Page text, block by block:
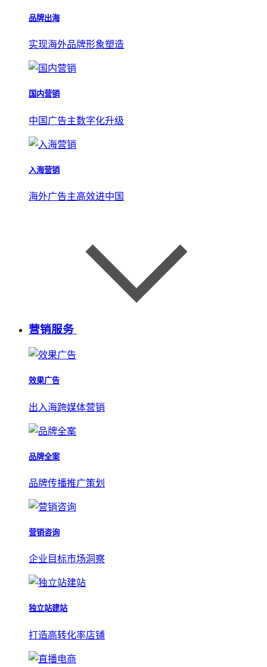
品牌出海
实现海外品牌形象塑造
国内营销
中国广告主数字化升级
入海营销
海外广告主高效进中国
营销服务
效果广告
出入海跨媒体营销
品牌全案
品牌传播推广策划
营销咨询
企业目标市场洞察
独立站建站
打造高转化率店铺